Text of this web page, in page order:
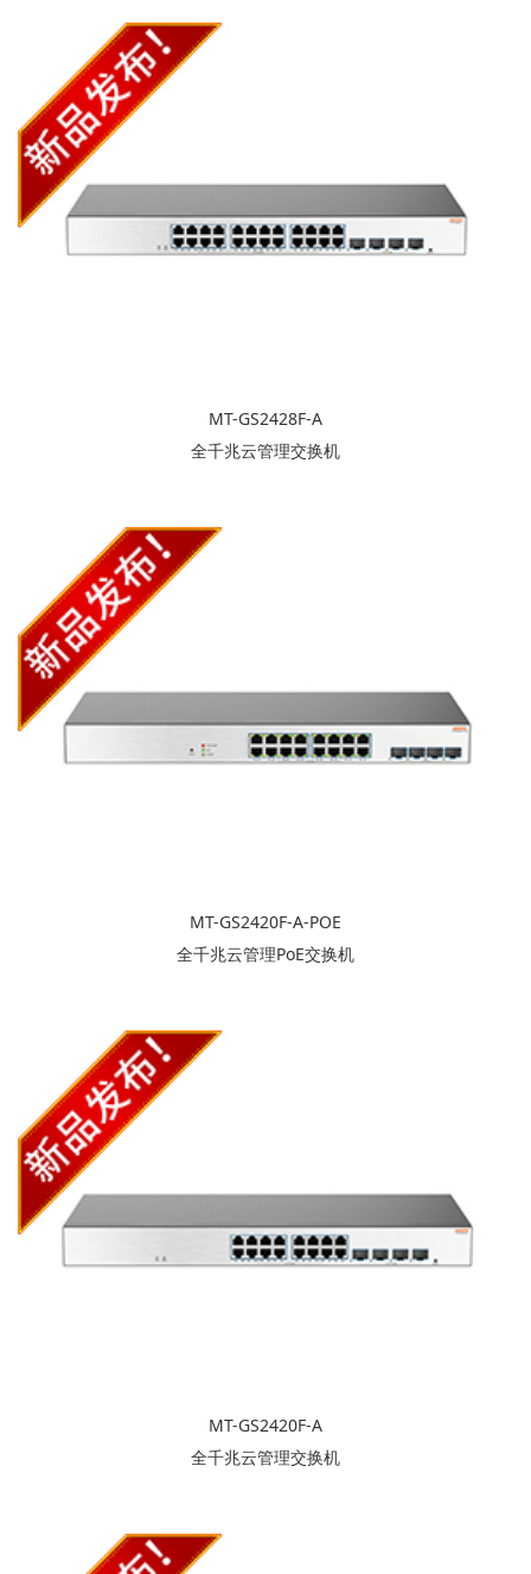
MT-GS2428F-A
全千兆云管理交换机
MT-GS2420F-A-POE
全千兆云管理PoE交换机
MT-GS2420F-A
全千兆云管理交换机